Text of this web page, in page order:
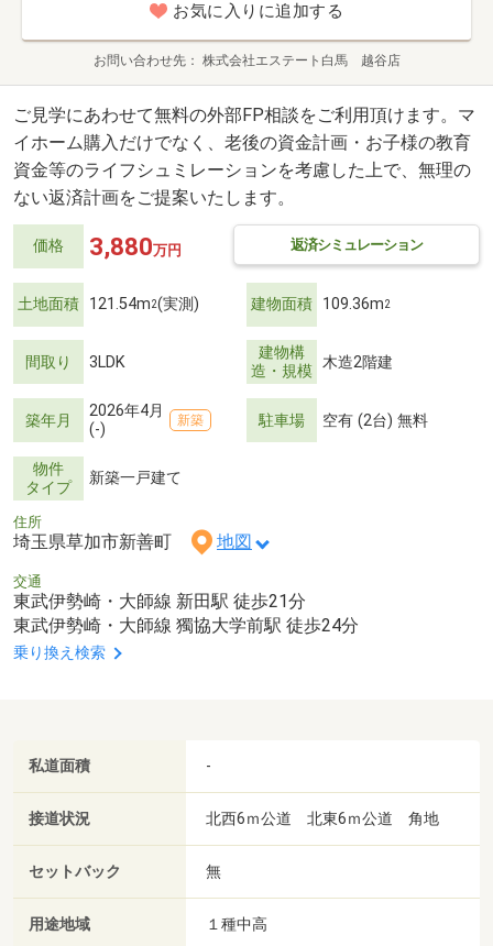
お気に入りに追加する
お問い合わせ先 株式会社エステート白馬 越谷店
ご見学にあわせて無料の外部FP相談をご利用頂けます。マ
イホーム購入だけでなく、老後の資金計画・お子様の教育
資金等のライフシュミレーションを考慮した上で、無理の
ない返済計画をご提案いたします。
価格 返済シミュレーション
3,880万円
土地面積 121.54m2(実測) 建物面積 109.36m2
間取り 3LDK
建物構
造・規模 木造2階建
築年月
2026年4月
(-)
新築 駐車場 空有 (2台) 無料
物件
タイプ
新築一戸建て
住所
埼玉県草加市新善町 地図
交通
東武伊勢崎・大師線 新田駅 徒歩21分
東武伊勢崎・大師線 獨協大学前駅 徒歩24分
乗り換え検索
私道面積 -
接道状況 北西6ｍ公道 北東6ｍ公道 角地
セットバック 無
用途地域 １種中高